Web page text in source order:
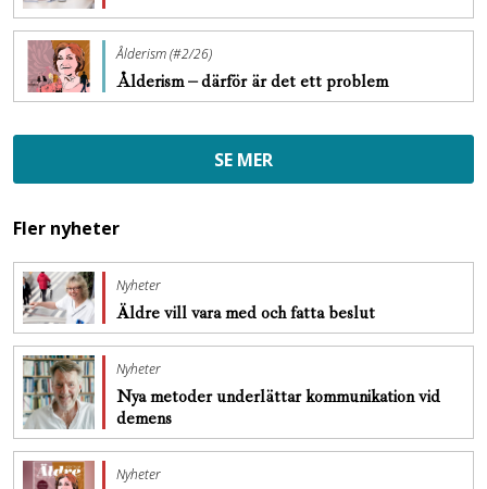
Ålderism (#2/26)
Ålderism – därför är det ett problem
SE MER
Fler nyheter
Nyheter
Äldre vill vara med och fatta beslut
Nyheter
Nya metoder underlättar kommunikation vid
demens
Nyheter